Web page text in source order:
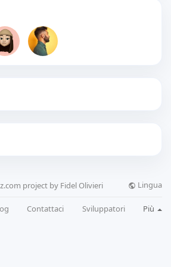
project by Fidel Olivieri Lingua
Contattaci Sviluppatori Più